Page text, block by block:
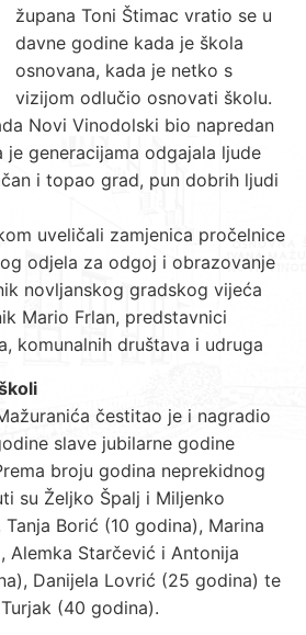
župana Toni Štimac vratio se u
davne godine kada je škola
osnovana, kada je netko s
vizijom odlučio osnovati školu.
Novi Vinodolski bio napredan
generacijama odgajala ljude
i topao grad, pun dobrih ljudi
uveličali zamjenica pročelnice
odjela za odgoj i obrazovanje
novljanskog gradskog vijeća
Mario Frlan, predstavnici
komunalnih društava i udruga
čestitao je i nagradio
slave jubilarne godine
broju godina neprekidnog
su Željko Špalj i Miljenko
Borić (10 godina), Marina
Alemka Starčević i Antonija
Danijela Lovrić (25 godina) te
(40 godina).